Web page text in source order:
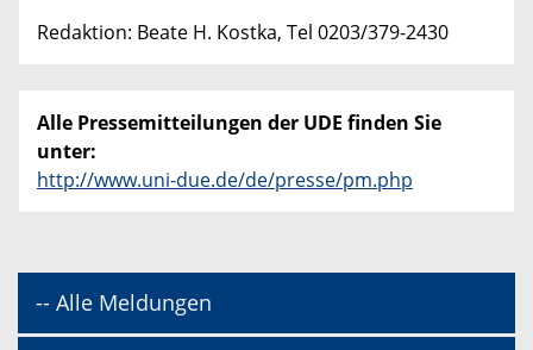
Redaktion: Beate H. Kostka, Tel 0203/379-2430
Alle Pressemitteilungen der UDE finden Sie
unter:
http://www.uni-due.de/de/presse/pm.php
-- Alle Meldungen